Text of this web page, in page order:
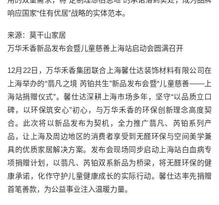
响应国家“住有优居”战略的实体范本。
来源：莫干山家居
万华禾香新品发布会暨儿童慈善上海站启动会圆满召开
12月22日，万华禾香集团联合上海馨仕达装饰材料有限公司在
上海举办的“翡凡之境 芮铂共生”新品发布会暨“儿童慈善——上
海站捐赠仪式”。馨仕达深耕上海市场多年，坚守“以品质立口
碑，以环保筑安心”初心，与万华禾香的环保创新理念高度契
合。此次将以新品发布为契机，全力推广翡凡、芮铂系列产
品，让上海及周边地区的消费者享受到无醛环保与空间美学兼
具的优质家居解决方案。发布会现场同步启动上海站白血病专
项捐赠计划，以翡凡、芮铂双系新品为桥梁，将无醛环保的健
康承诺，化作守护儿童健康成长的实际行动。馨仕达率先捐赠
首笔善款，为公益事业注入温暖力量。